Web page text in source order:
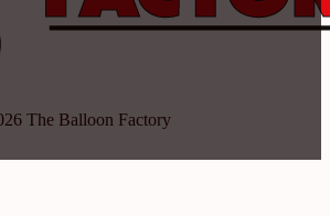
The Balloon Factory